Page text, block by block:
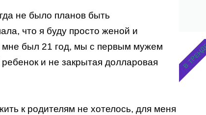
не было планов быть
что я буду просто женой и
был 21 год, мы с первым мужем
и не закрытая долларовая
к родителям не хотелось, для меня
В